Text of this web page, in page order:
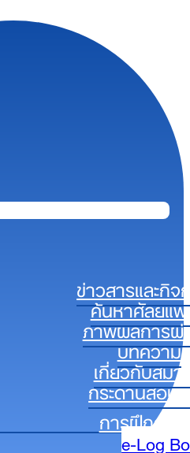
ข่าวสารและกิ
ค้นหาศัลยแ
ภาพผลการผ่
บทความ
เกี่ยวกับสม
กระดานสอบ
การฝึกอบ
e-Log